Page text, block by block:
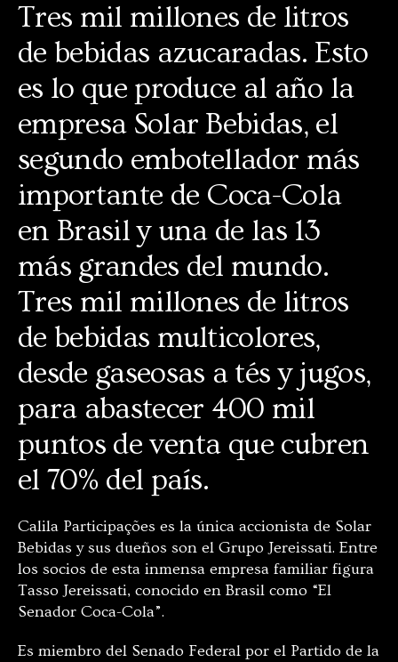
Tres mil millones de litros
de bebidas azucaradas. Esto
es lo que produce al año la
empresa Solar Bebidas, el
segundo embotellador más
importante de Coca-Cola
en Brasil y una de las 13
más grandes del mundo.
Tres mil millones de litros
de bebidas multicolores,
desde gaseosas a tés y jugos,
para abastecer 400 mil
puntos de venta que cubren
el 70% del país.
Calila Participações es la única accionista de Solar
Bebidas y sus dueños son el Grupo Jereissati. Entre
los socios de esta inmensa empresa familiar figura
Tasso Jereissati, conocido en Brasil como “El
Senador Coca-Cola”.
Es miembro del Senado Federal por el Partido de la